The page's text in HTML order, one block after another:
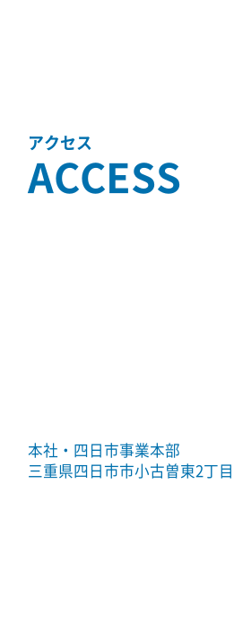
アクセス
ACCESS
本社・四日市事業本部
三重県四日市市小古曽東2丁